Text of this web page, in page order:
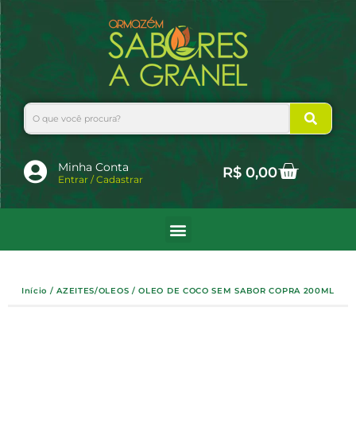
para
o
conteúdo
Search
Minha Conta
Entrar / Cadastrar R$0,00Cart
Início /AZEITES/OLEOS / OLEO DE COCO SEM SABOR COPRA 200ML